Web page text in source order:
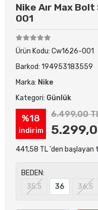
Nike Aır Max
001
Ürün Kodu: Cw1626-001
Barkod: 194953183559
Marka: Nike
Kategori: Günlük
%18
indirim
6.499,00
441,58 TL 'den başlayan
BEDEN:
35,5
36 36,5